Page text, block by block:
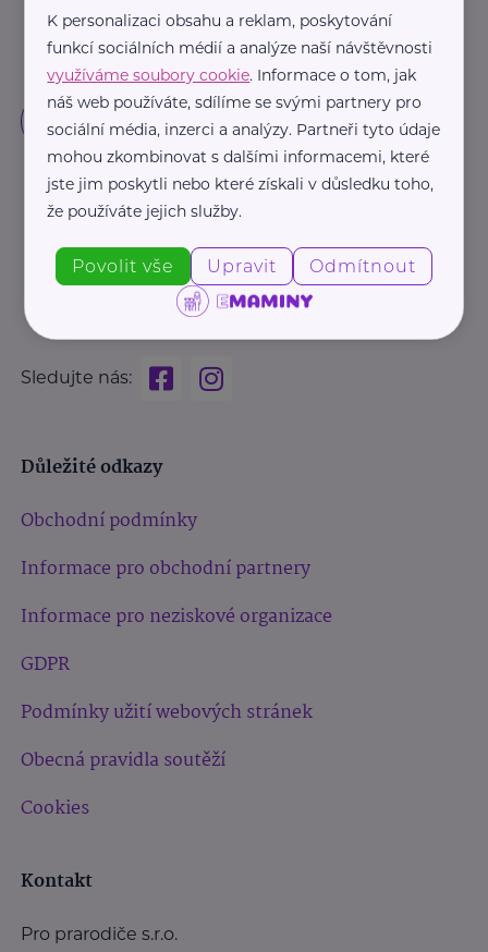
Sledujte nás:
Důležité odkazy
Obchodní podmínky
Informace pro obchodní partnery
Informace pro neziskové organizace
GDPR
Podmínky užití webových stránek
Obecná pravidla soutěží
Cookies
Kontakt
Pro prarodiče s.r.o.
K personalizaci obsahu a reklam, poskytování
funkcí sociálních médií a analýze naší návštěvnosti
využíváme soubory cookie. Informace o tom, jak
náš web používáte, sdílíme se svými partnery pro
sociální média, inzerci a analýzy. Partneři tyto údaje
mohou zkombinovat s dalšími informacemi, které
jste jim poskytli nebo které získali v důsledku toho,
že používáte jejich služby.
Povolit vše Upravit Odmítnout